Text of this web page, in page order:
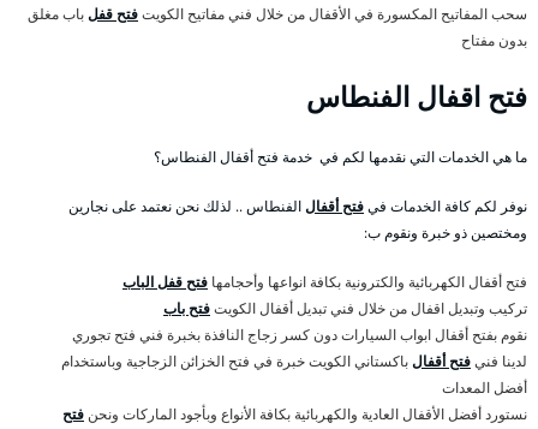
سحب المفاتيح المكسورة في الأقفال من خلال فني مفاتيح الكويتفتح قفلباب مغلق
بدون مفتاح
فتح اقفال الفنطاس
ما هي الخدمات التي نقدمها لكم في خدمة فتح أقفال الفنطاس؟
نوفر لكم كافة الخدمات فيفتح أقفالالفنطاس .. لذلك نحن نعتمد على نجارين
ومختصين ذو خبرة ونقوم ب:
فتح أقفال الكهربائية والكترونية بكافة انواعها وأحجامها فتح قفل الباب
تركيب وتبديل اقفال من خلال فني تبديل أقفال الكويتفتح باب
نقوم بفتح أقفال ابواب السيارات دون كسر زجاج النافذة بخبرة فني فتح تجوري
لدينا فنيفتح أقفالباكستاني الكويت خبرة في فتح الخزائن الزجاجية وباستخدام
أفضل المعدات
نستورد أفضل الأقفال العادية والكهربائية بكافة الأنواع وبأجود الماركات ونحن فتح